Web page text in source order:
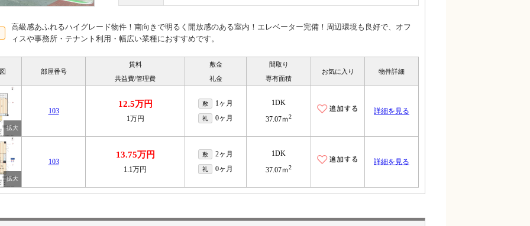
高級感あふれるハイグレード物件！南向きで明るく開放感のある室内！エレベーター完備！周辺環境も良好で、オフ
ィスや事務所・テナント利用・幅広い業種におすすめです。
部屋番号
賃料
共益費/管理費
敷金
礼金
間取り
専有面積
お気に入り 物件詳細
103
12.5万円
1万円
敷 1ヶ月
礼 0ヶ月
1DK
37.07ｍ2
詳細を見る
103
13.75万円
1.1万円
敷 2ヶ月
礼 0ヶ月
1DK
37.07ｍ2
詳細を見る